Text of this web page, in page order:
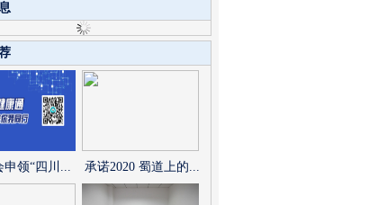
申领“四川... 承诺2020 蜀道上的...